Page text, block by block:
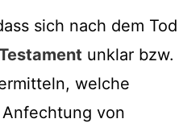
sich nach dem Tod
unklar bzw.
welche
von